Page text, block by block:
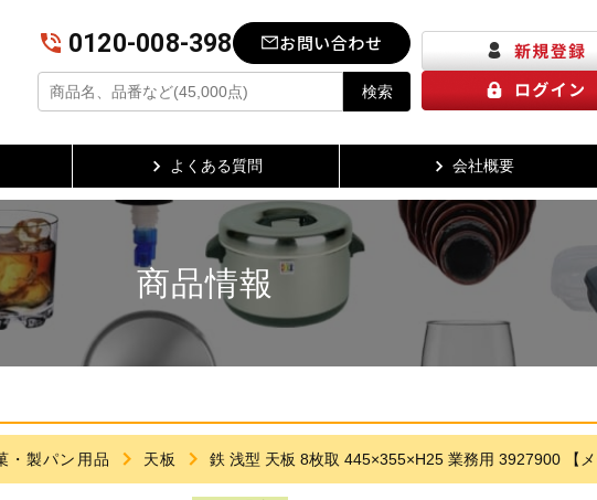
0120-008-398 お問い合わせ
検索
よくある質問 会社概要
商品情報
・製パン用品 天板 鉄 浅型 天板 8枚取 445×355×H25 業務用 3927900 【メ